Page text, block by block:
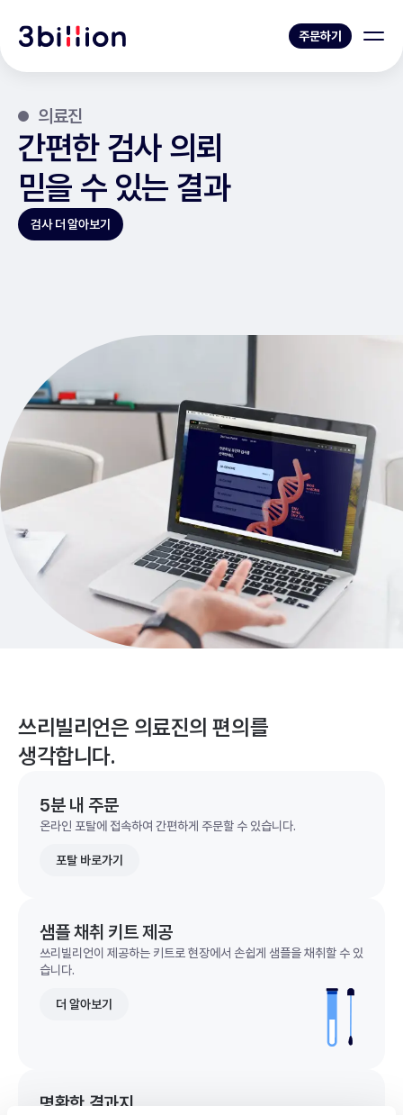
주문하기
의료진
간편한 검사 의뢰
믿을 수 있는 결과
검사 더 알아보기
쓰리빌리언은 의료진의 편의를
생각합니다.
5분 내 주문
온라인 포탈에 접속하여 간편하게 주문할 수 있습니다.
포탈 바로가기
샘플 채취 키트 제공
쓰리빌리언이 제공하는 키트로 현장에서 손쉽게 샘플을 채취할 수 있
습니다.
더 알아보기
명확한 결과지